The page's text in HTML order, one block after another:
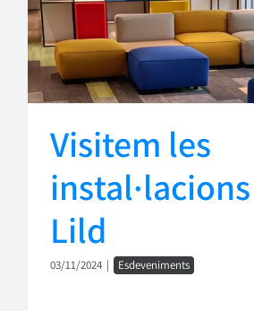
Visitem les
Lild
03/11/2024 | Esdeveniments